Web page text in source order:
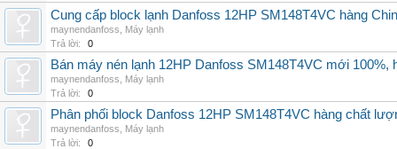
Cung cấp block lạnh Danfoss 12HP SM148T4VC hàng
maynendanfoss
Máy lạnh
Trả lời:
0
Bán máy nén lạnh 12HP Danfoss SM148T4VC mới
maynendanfoss
Máy lạnh
Trả lời:
0
Phân phối block Danfoss 12HP SM148T4VC hàng chất
maynendanfoss
Máy lạnh
Trả lời:
0